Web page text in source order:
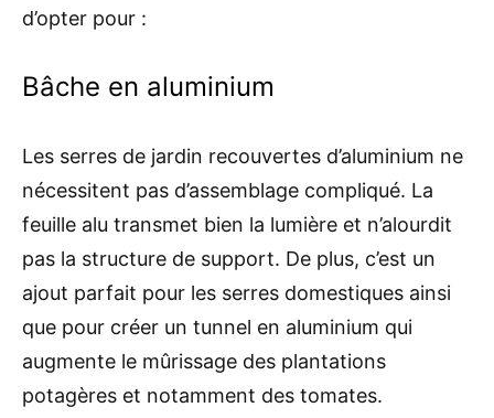
d’opter pour :
Bâche en aluminium
Les serres de jardin recouvertes d’aluminium ne
nécessitent pas d’assemblage compliqué. La
feuille alu transmet bien la lumière et n’alourdit
pas la structure de support. De plus, c’est un
ajout parfait pour les serres domestiques ainsi
que pour créer un tunnel en aluminium qui
augmente le mûrissage des plantations
potagères et notamment des tomates.